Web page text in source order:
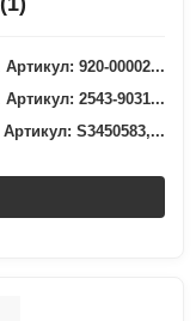
Артикул: 920-00002...
Артикул: 2543-9031...
Артикул: S3450583,...